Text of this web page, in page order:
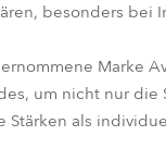
besonders bei
Marke
um nicht nur
Stärken als